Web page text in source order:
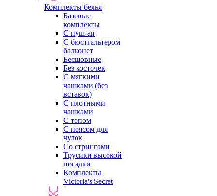
Комплекты белья
Базовые
комплекты
С пуш-ап
С бюстгальтером
балконет
Бесшовные
Без косточек
С мягкими
чашками (без
вставок)
С плотными
чашками
С топом
С поясом для
чулок
Со стрингами
Трусики высокой
посадки
Комплекты
Victoria's Secret